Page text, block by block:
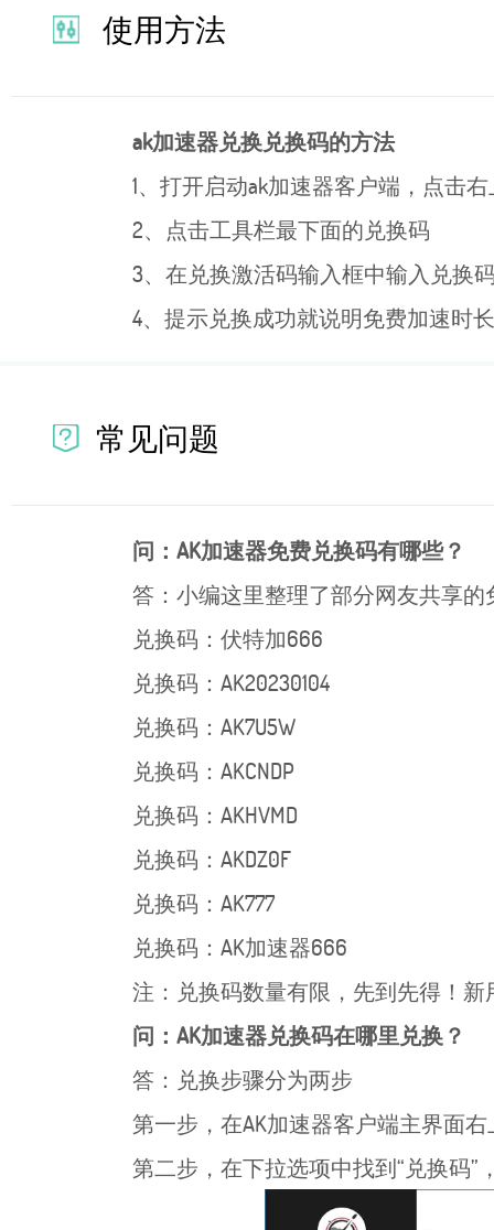
使用方法
ak加速器兑换兑换码的方法
1、打开启动ak加速器客户端，点击
2、点击工具栏最下面的兑换码
3、在兑换激活码输入框中输入兑换
4、提示兑换成功就说明免费加速时
常见问题
问：AK加速器免费兑换码有哪些？
答：小编这里整理了部分网友共享
兑换码：伏特加666
兑换码：AK20230104
兑换码：AK7U5W
兑换码：AKCNDP
兑换码：AKHVMD
兑换码：AKDZ0F
兑换码：AK777
兑换码：AK加速器666
注：兑换码数量有限，先到先得！
问：AK加速器兑换码在哪里兑换？
答：兑换步骤分为两步
第一步，在AK加速器客户端主界面右
第二步，在下拉选项中找到“兑换码”